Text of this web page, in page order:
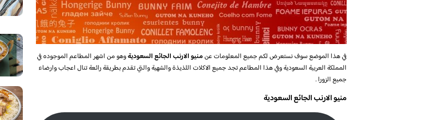
في هذا الموضع سوف نستعرض لكم جميع المعلومات عنمنيو الارنب الجائع السعوديةوهو من اشهر المطاعم الموجوده في
المملكة العربية السعودية وفي هذا المطاعم تجد جميع الاكلات اللذيذة والشهية والتي تقدم بطريقة رائعة تنال اعجاب وارضاء
جميع الزورا .
منيو الارنب الجائع السعودية